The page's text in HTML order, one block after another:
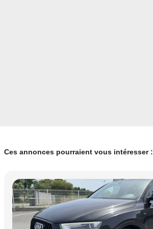
Ces annonces pourraient vous intéresser :